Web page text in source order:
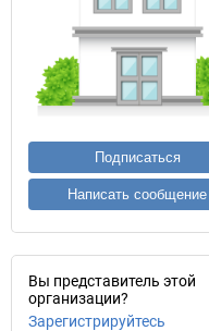
Подписаться
Написать сообщение
Вы представитель этой
организации?
Зарегистрируйтесь